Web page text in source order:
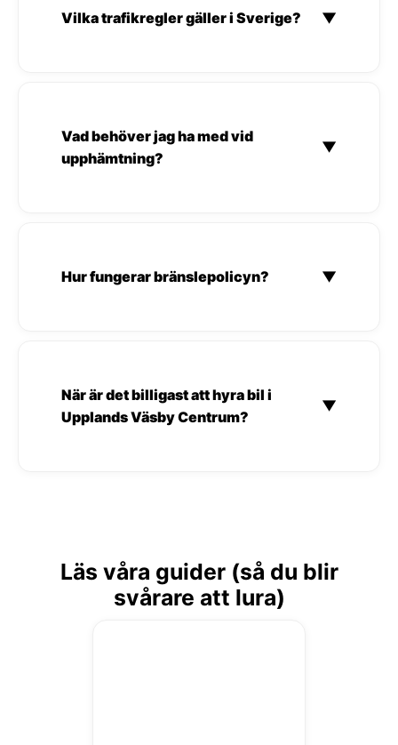
Vilka trafikregler gäller i Sverige? ▼
Vad behöver jag ha med vid
upphämtning?
▼
Hur fungerar bränslepolicyn? ▼
När är det billigast att hyra bil i
Upplands Väsby Centrum?
▼
Läs våra guider (så du blir
svårare att lura)